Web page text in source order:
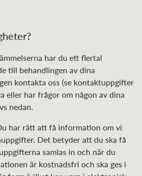
har du ett flertal
till behandlingen av dina
kontakta oss (se kontaktuppgifter
eller har frågor om någon av dina
nedan.
har rätt att få information om vi
Det betyder att du ska få
samlas in och när du
är kostnadsfri och ska ges i